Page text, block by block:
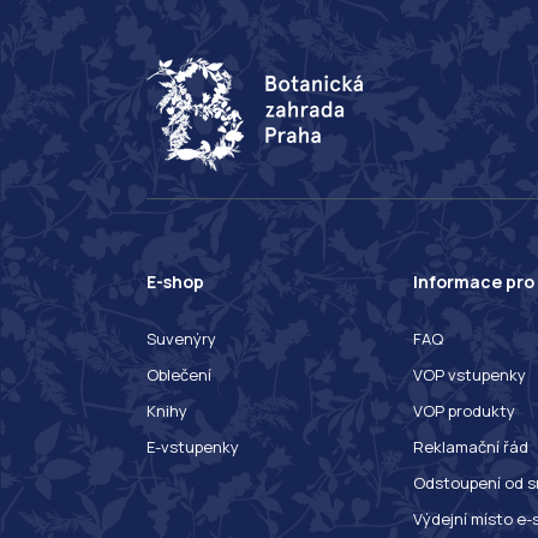
E-shop
Suvenýry
Oblečení
Knihy
E-vstupenky
Informace pro
FAQ
VOP vstupenky
VOP produkty
Reklamační řád
Odstoupení od
Výdejní místo e-